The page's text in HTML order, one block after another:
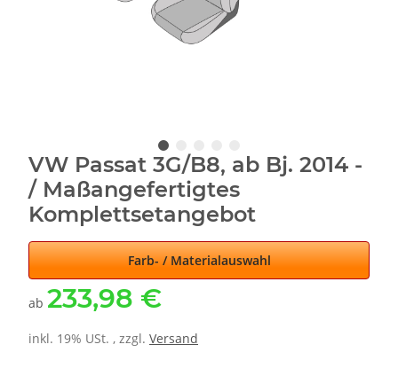
VW Passat 3G/B8, ab Bj. 2014 -
/ Maßangefertigtes
Komplettsetangebot
Farb- / Materialauswahl
ab 233,98 €
inkl. 19% USt. , zzgl. Versand